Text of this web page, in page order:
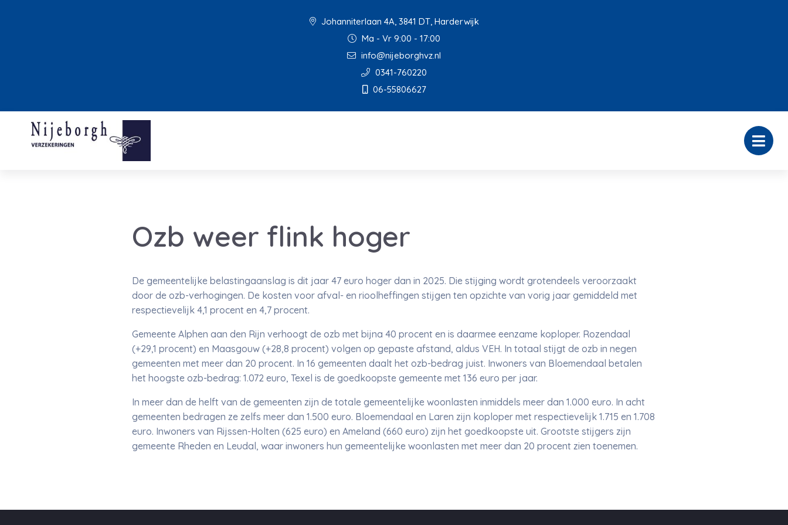
Johanniterlaan 4A, 3841 DT, Harderwijk
Ma - Vr 9:00 - 17:00
info@nijeborghvz.nl
0341-760220
06-55806627
Ozb weer flink hoger
De gemeentelijke belastingaanslag is dit jaar 47 euro hoger dan in 2025. Die stijging wordt grotendeels veroorzaakt
door de ozb-verhogingen. De kosten voor afval- en rioolheffingen stijgen ten opzichte van vorig jaar gemiddeld met
respectievelijk 4,1 procent en 4,7 procent.
Gemeente Alphen aan den Rijn verhoogt de ozb met bijna 40 procent en is daarmee eenzame koploper. Rozendaal
(+29,1 procent) en Maasgouw (+28,8 procent) volgen op gepaste afstand, aldus VEH. In totaal stijgt de ozb in negen
gemeenten met meer dan 20 procent. In 16 gemeenten daalt het ozb-bedrag juist. Inwoners van Bloemendaal betalen
het hoogste ozb-bedrag: 1.072 euro, Texel is de goedkoopste gemeente met 136 euro per jaar.
In meer dan de helft van de gemeenten zijn de totale gemeentelijke woonlasten inmiddels meer dan 1.000 euro. In acht
gemeenten bedragen ze zelfs meer dan 1.500 euro. Bloemendaal en Laren zijn koploper met respectievelijk 1.715 en 1.708
euro. Inwoners van Rijssen-Holten (625 euro) en Ameland (660 euro) zijn het goedkoopste uit. Grootste stijgers zijn
gemeente Rheden en Leudal, waar inwoners hun gemeentelijke woonlasten met meer dan 20 procent zien toenemen.